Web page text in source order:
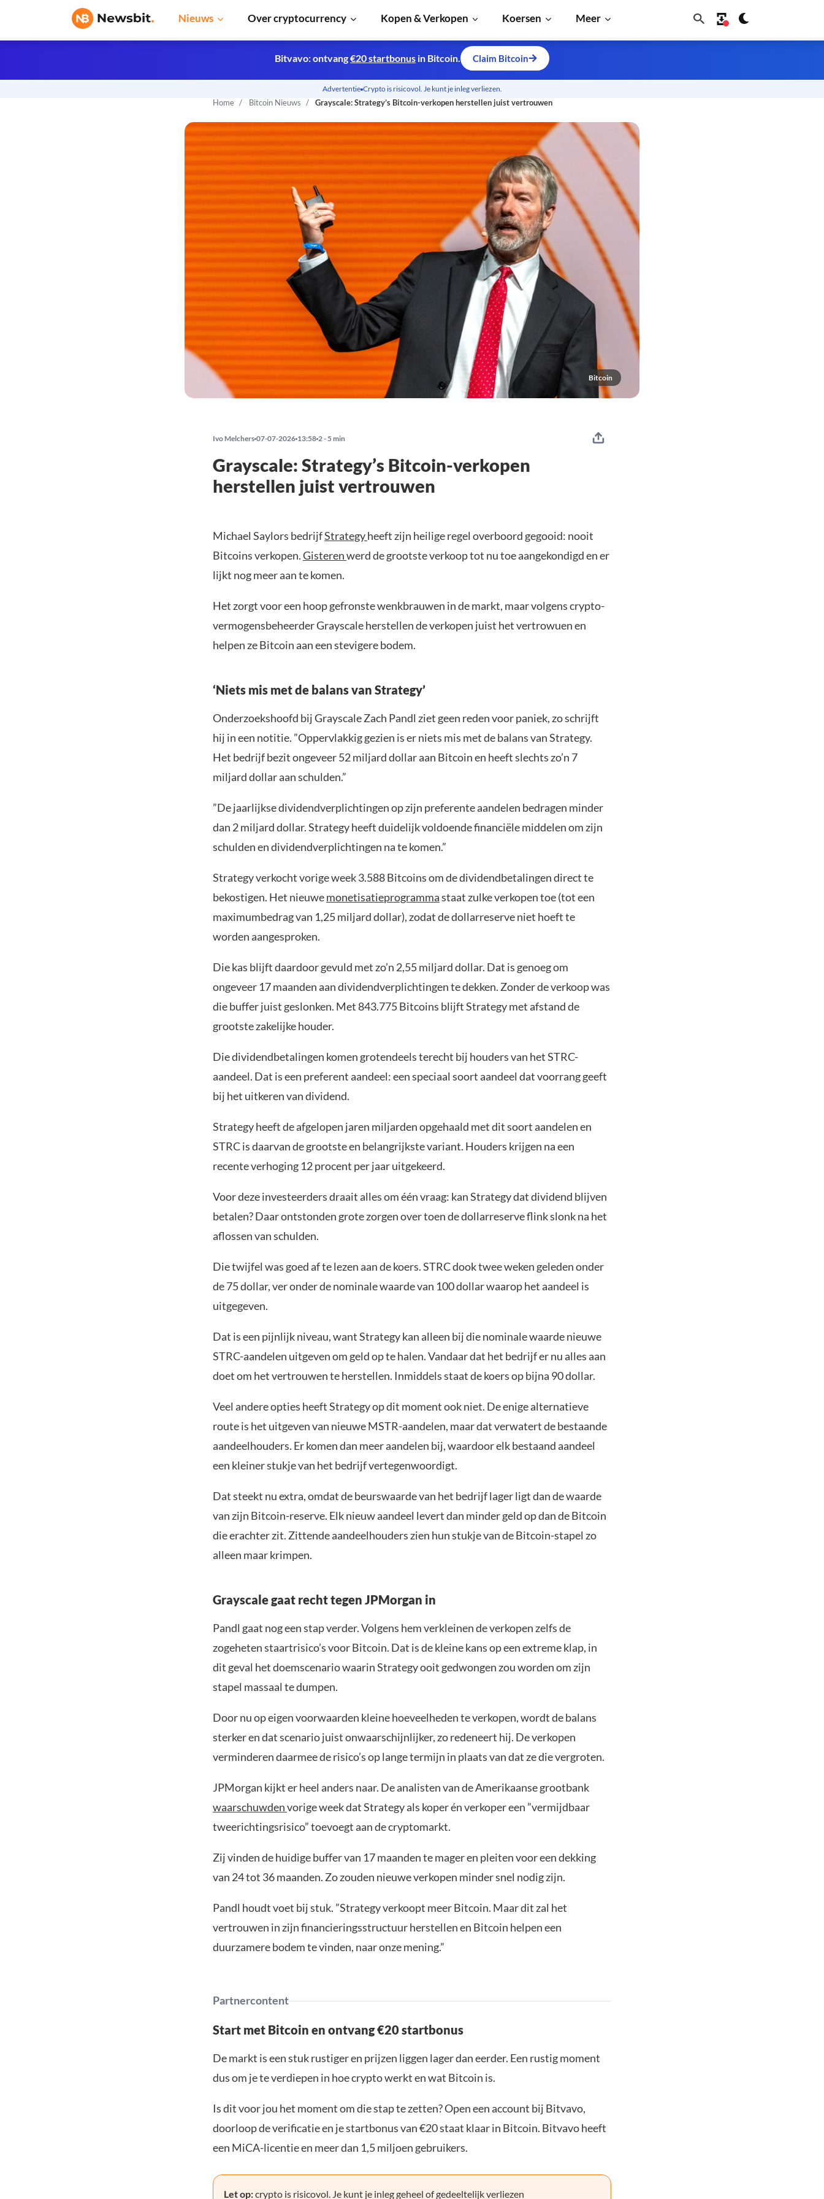
Nieuws Over cryptocurrency Kopen & Verkopen Koersen Meer
Home Bitcoin Nieuws Grayscale: Strategy’s Bitcoin-verkopen herstellen juist vertrouwen
Bitcoin
Bitvavo: ontvang€20 startbonus in Bitcoin. Claim Bitcoin
Advertentie Crypto is risicovol. Je kunt je inleg verliezen.
Ivo Melchers 07-07-2026 13:58 2 - 5 min
Grayscale: Strategy’s Bitcoin-verkopen
herstellen juist vertrouwen
Michael Saylors bedrijfStrategyheeft zijn heilige regel overboord gegooid: nooit
Bitcoins verkopen.Gisterenwerd de grootste verkoop tot nu toe aangekondigd en er
lijkt nog meer aan te komen.
Het zorgt voor een hoop gefronste wenkbrauwen in de markt, maar volgens crypto-
vermogensbeheerder Grayscale herstellen de verkopen juist het vertrowuen en
helpen ze Bitcoin aan een stevigere bodem.
‘Niets mis met de balans van Strategy’
Onderzoekshoofd bij Grayscale Zach Pandl ziet geen reden voor paniek, zo schrijft
hij in een notitie. ”Oppervlakkig gezien is er niets mis met de balans van Strategy.
Het bedrijf bezit ongeveer 52 miljard dollar aan Bitcoin en heeft slechts zo’n 7
miljard dollar aan schulden.”
”De jaarlijkse dividendverplichtingen op zijn preferente aandelen bedragen minder
dan 2 miljard dollar. Strategy heeft duidelijk voldoende financiële middelen om zijn
schulden en dividendverplichtingen na te komen.”
Strategy verkocht vorige week 3.588 Bitcoins om de dividendbetalingen direct te
bekostigen. Het nieuwemonetisatieprogrammastaat zulke verkopen toe (tot een
maximumbedrag van 1,25 miljard dollar), zodat de dollarreserve niet hoeft te
worden aangesproken.
Die kas blijft daardoor gevuld met zo’n 2,55 miljard dollar. Dat is genoeg om
ongeveer 17 maanden aan dividendverplichtingen te dekken. Zonder de verkoop was
die buffer juist geslonken. Met 843.775 Bitcoins blijft Strategy met afstand de
grootste zakelijke houder.
Die dividendbetalingen komen grotendeels terecht bij houders van het STRC-
aandeel. Dat is een preferent aandeel: een speciaal soort aandeel dat voorrang geeft
bij het uitkeren van dividend.
Strategy heeft de afgelopen jaren miljarden opgehaald met dit soort aandelen en
STRC is daarvan de grootste en belangrijkste variant. Houders krijgen na een
recente verhoging 12 procent per jaar uitgekeerd.
Voor deze investeerders draait alles om één vraag: kan Strategy dat dividend blijven
betalen? Daar ontstonden grote zorgen over toen de dollarreserve flink slonk na het
aflossen van schulden.
Die twijfel was goed af te lezen aan de koers. STRC dook twee weken geleden onder
de 75 dollar, ver onder de nominale waarde van 100 dollar waarop het aandeel is
uitgegeven.
Dat is een pijnlijk niveau, want Strategy kan alleen bij die nominale waarde nieuwe
STRC-aandelen uitgeven om geld op te halen. Vandaar dat het bedrijf er nu alles aan
doet om het vertrouwen te herstellen. Inmiddels staat de koers op bijna 90 dollar.
Veel andere opties heeft Strategy op dit moment ook niet. De enige alternatieve
route is het uitgeven van nieuwe MSTR-aandelen, maar dat verwatert de bestaande
aandeelhouders. Er komen dan meer aandelen bij, waardoor elk bestaand aandeel
een kleiner stukje van het bedrijf vertegenwoordigt.
Dat steekt nu extra, omdat de beurswaarde van het bedrijf lager ligt dan de waarde
van zijn Bitcoin-reserve. Elk nieuw aandeel levert dan minder geld op dan de Bitcoin
die erachter zit. Zittende aandeelhouders zien hun stukje van de Bitcoin-stapel zo
alleen maar krimpen.
Grayscale gaat recht tegen JPMorgan in
Pandl gaat nog een stap verder. Volgens hem verkleinen de verkopen zelfs de
zogeheten staartrisico’s voor Bitcoin. Dat is de kleine kans op een extreme klap, in
dit geval het doemscenario waarin Strategy ooit gedwongen zou worden om zijn
stapel massaal te dumpen.
Door nu op eigen voorwaarden kleine hoeveelheden te verkopen, wordt de balans
sterker en dat scenario juist onwaarschijnlijker, zo redeneert hij. De verkopen
verminderen daarmee de risico’s op lange termijn in plaats van dat ze die vergroten.
JPMorgan kijkt er heel anders naar. De analisten van de Amerikaanse grootbank
waarschuwdenvorige week dat Strategy als koper én verkoper een ”vermijdbaar
tweerichtingsrisico” toevoegt aan de cryptomarkt.
Zij vinden de huidige buffer van 17 maanden te mager en pleiten voor een dekking
van 24 tot 36 maanden. Zo zouden nieuwe verkopen minder snel nodig zijn.
Pandl houdt voet bij stuk. ”Strategy verkoopt meer Bitcoin. Maar dit zal het
vertrouwen in zijn financieringsstructuur herstellen en Bitcoin helpen een
duurzamere bodem te vinden, naar onze mening.”
Partnercontent
Start met Bitcoin en ontvang €20 startbonus
De markt is een stuk rustiger en prijzen liggen lager dan eerder. Een rustig moment
dus om je te verdiepen in hoe crypto werkt en wat Bitcoin is.
Is dit voor jou het moment om die stap te zetten? Open een account bij Bitvavo,
doorloop de verificatie en je startbonus van €20 staat klaar in Bitcoin. Bitvavo heeft
een MiCA-licentie en meer dan 1,5 miljoen gebruikers.
Let op:crypto is risicovol. Je kunt je inleg geheel of gedeeltelijk verliezen